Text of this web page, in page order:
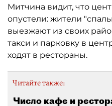
Митчина видит, что
опустели: жители
выезжают из своих
такси и парковку в
ходят в рестораны.
Читайте также:
Число кафе и